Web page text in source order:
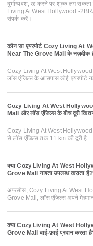
दुर्भाग्यवश, रद्द करने पर शुल्क लग
Living At West Hollywood -
संपर्क करें।
कौन सा एयरपोर्ट Cozy Living
Near The Grove Mall के नज़दीक
Cozy Living At West
लॉस एंजिल्स के आसपास कोई एयरपोर्ट
Cozy Living At West
Mall और लॉस एंजिल्स के बीच दूरी
Cozy Living At West
से लॉस एंजिल्स तक 11 km की दूरी है
क्या Cozy Living At West
Grove Mall नाश्ता उपलब्ध कराता है?
अफ़सोस, Cozy Living At West
Grove Mall, लॉस एंजिल्स अपने
क्या Cozy Living At West
Grove Mall वाई-फ़ाई प्रदान करता